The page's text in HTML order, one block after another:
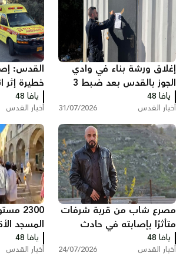
إغلاق ورشة بناء في وادي
الجوز بالقدس بعد ضبط 3
عمال دون تصاريح
يافا 48
أخبار القدس 31/07/2026
القدس:
خطيرة إثر
مبنى
يافا 48
أخبار القدس
مصرع شاب من قرية شرفات
متأثرًا بإصابته في حادث
دراجة نارية بالقدس
يافا 48
أخبار القدس 24/07/2026
2300
المسجد
القيود
يافا 48
أخبار القدس